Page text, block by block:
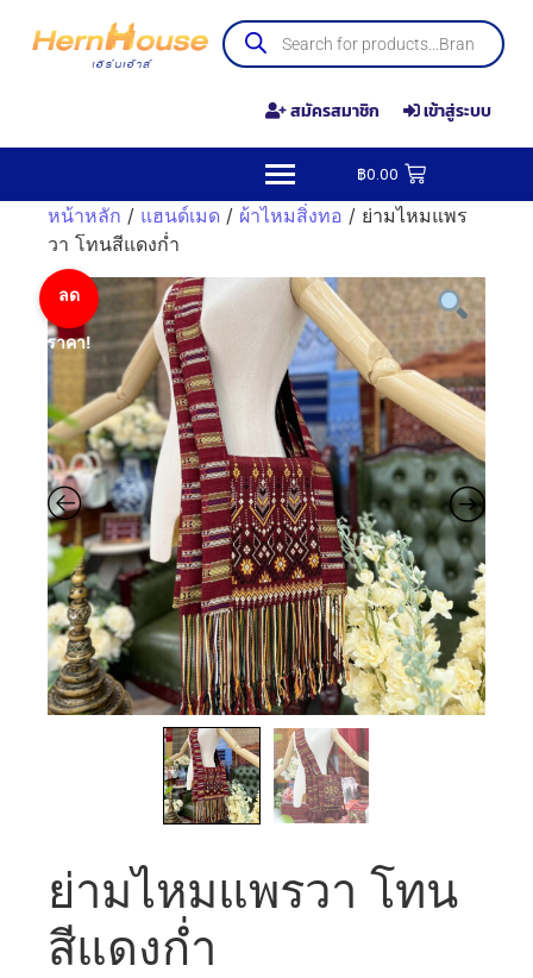
สมัครสมาชิก เข้าสู่ระบบ
฿0.00
หน้าหลัก / แฮนด์เมด / ผ้าไหมสิ่งทอ / ย่ามไหมแพร
วา โทนสีแดงก่ำ
ลด
ราคา!
ย่ามไหมแพรวา โทน
สีแดงก่ำ